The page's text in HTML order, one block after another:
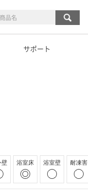
マイページ
カート
サポート
壁 浴室床 浴室壁 耐凍害